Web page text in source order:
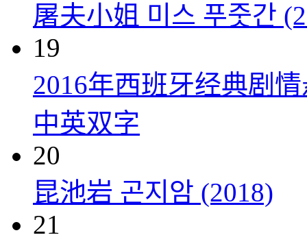
屠夫小姐 미스 푸줏간
19
2016年西班牙经典剧
中英双字
20
昆池岩 곤지암 (2018)
21